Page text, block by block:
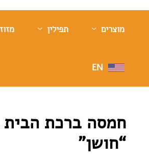
מוצרים תפילין
EN
חמסה ברכת הבית
“חושן”